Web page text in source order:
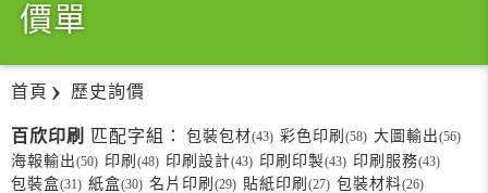
價單
首頁 歷史詢價
百欣印刷 匹配字組： 包裝包材(43) 彩色印刷 (58) 大圖輸出(56)
海報輸出(50) 印刷 (48) 印刷設計(43) 印刷印製(43) 印刷服務(43)
包裝盒(31) 紙盒(30) 名片印刷 (29) 貼紙印刷 (27) 包裝材料(26)